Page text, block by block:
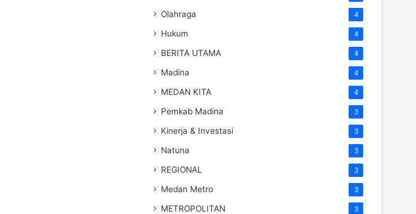
Olahraga 4
Hukum 4
BERITA UTAMA 4
Madina 4
MEDAN KITA 4
Pemkab Madina 3
Kinerja & Investasi 3
Natuna 3
REGIONAL 3
Medan Metro 3
METROPOLITAN 3